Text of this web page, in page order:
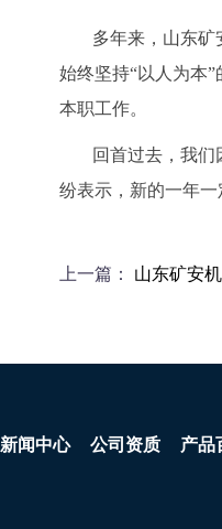
多年来，山东
始终坚持“以人为本
本职工作。
回首过去，我
纷表示，新的一年
上一篇： 山东矿安
新闻中心 公司资质 产品